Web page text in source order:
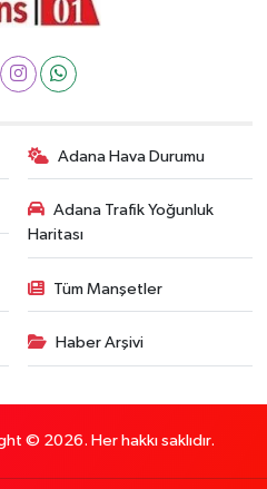
Adana Hava Durumu
Adana Trafik Yoğunluk
Haritası
Tüm Manşetler
Haber Arşivi
© 2026. Her hakkı saklıdır.